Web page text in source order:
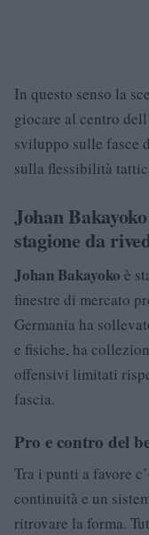
In questo senso la
giocare al centro
sviluppo sulle fasce
sulla flessibilità
Johan
stagione da
Johan Bakayoko è
finestre di mercato
Germania ha
e fisiche, ha
offensivi limitati
fascia.
Pro e contro del
Tra i punti a favore
continuità e un
ritrovare la forma.